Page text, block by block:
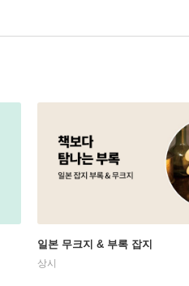
일본 무크지 & 부록 잡지
상시